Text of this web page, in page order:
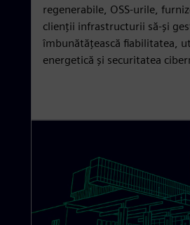
regenerabile, OSS-urile,
clienții infrastructurii să-și
îmbunătățească fiabilitatea,
energetică și securitatea